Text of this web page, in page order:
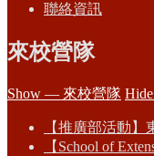
聯絡資訊
來校營隊
Show — 來校營隊
【推廣部活動】
【School of